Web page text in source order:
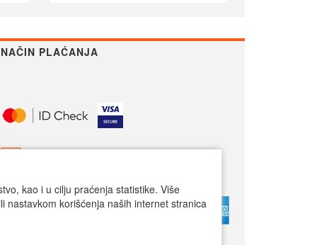
NAČIN PLAĆANJA
kao i u cilju praćenja statistike. Više
nastavkom korišćenja naših internet stranica